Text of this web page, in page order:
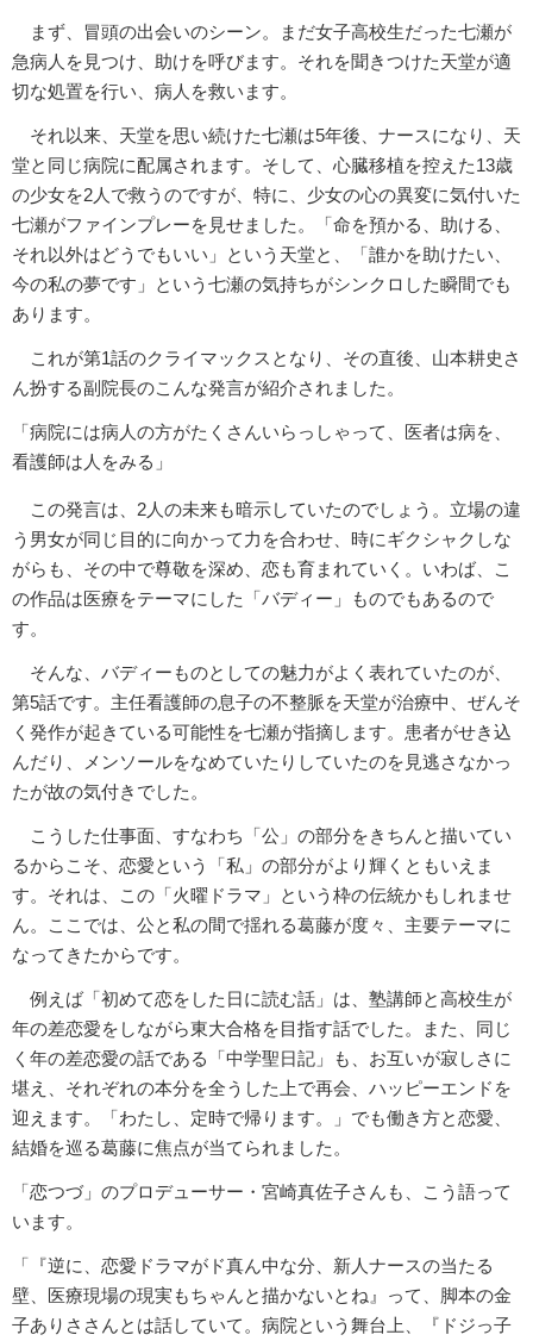
まず、冒頭の出会いのシーン。まだ女子高校生だった七瀬が
急病人を見つけ、助けを呼びます。それを聞きつけた天堂が適
切な処置を行い、病人を救います。
それ以来、天堂を思い続けた七瀬は5年後、ナースになり、天
堂と同じ病院に配属されます。そして、心臓移植を控えた13歳
の少女を2人で救うのですが、特に、少女の心の異変に気付いた
七瀬がファインプレーを見せました。「命を預かる、助ける、
それ以外はどうでもいい」という天堂と、「誰かを助けたい、
今の私の夢です」という七瀬の気持ちがシンクロした瞬間でも
あります。
これが第1話のクライマックスとなり、その直後、山本耕史さ
ん扮する副院長のこんな発言が紹介されました。
「病院には病人の方がたくさんいらっしゃって、医者は病を、
看護師は人をみる」
この発言は、2人の未来も暗示していたのでしょう。立場の違
う男女が同じ目的に向かって力を合わせ、時にギクシャクしな
がらも、その中で尊敬を深め、恋も育まれていく。いわば、こ
の作品は医療をテーマにした「バディー」ものでもあるので
す。
そんな、バディーものとしての魅力がよく表れていたのが、
第5話です。主任看護師の息子の不整脈を天堂が治療中、ぜんそ
く発作が起きている可能性を七瀬が指摘します。患者がせき込
んだり、メンソールをなめていたりしていたのを見逃さなかっ
たが故の気付きでした。
こうした仕事面、すなわち「公」の部分をきちんと描いてい
るからこそ、恋愛という「私」の部分がより輝くともいえま
す。それは、この「火曜ドラマ」という枠の伝統かもしれませ
ん。ここでは、公と私の間で揺れる葛藤が度々、主要テーマに
なってきたからです。
例えば「初めて恋をした日に読む話」は、塾講師と高校生が
年の差恋愛をしながら東大合格を目指す話でした。また、同じ
く年の差恋愛の話である「中学聖日記」も、お互いが寂しさに
堪え、それぞれの本分を全うした上で再会、ハッピーエンドを
迎えます。「わたし、定時で帰ります。」でも働き方と恋愛、
結婚を巡る葛藤に焦点が当てられました。
「恋つづ」のプロデューサー・宮崎真佐子さんも、こう語って
います。
「『逆に、恋愛ドラマがド真ん中な分、新人ナースの当たる
壁、医療現場の現実もちゃんと描かないとね』って、脚本の金
子ありささんとは話していて。病院という舞台上、『ドジっ子